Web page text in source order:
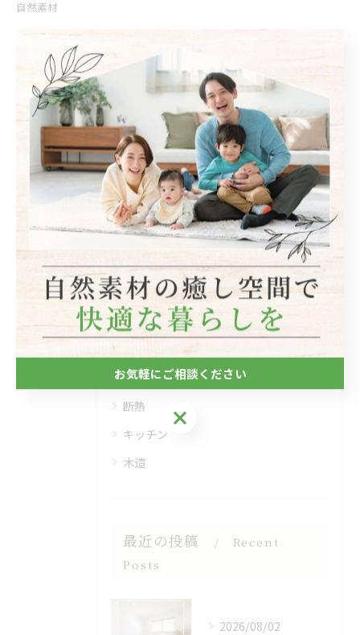
自然素材
< 前のページ 一覧に戻る
関連タグ
#宝塚市
カテゴリー Categories
全てのカテゴリー
自然素材
フローリング
断熱
キッチン
木造
最近の投稿
Recent
Posts
2026/08/02
お気軽にご相談ください
お気軽にご相談ください